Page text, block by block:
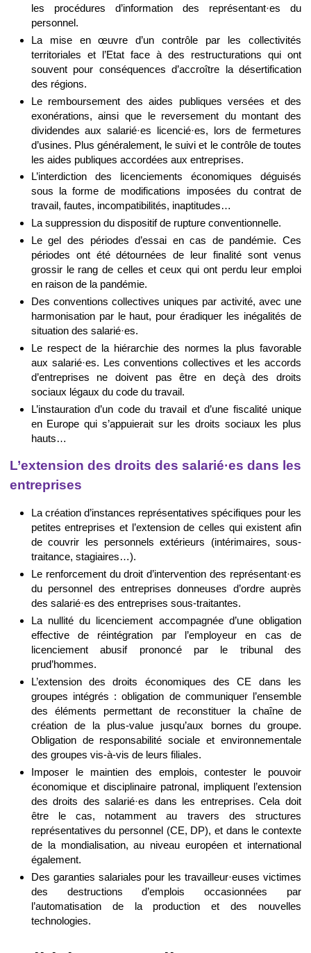
les procédures d’information des représentant·es du
personnel.
La mise en œuvre d’un contrôle par les collectivités
territoriales et l’Etat face à des restructurations qui ont
souvent pour conséquences d’accroître la désertification
des régions.
Le remboursement des aides publiques versées et des
exonérations, ainsi que le reversement du montant des
dividendes aux salarié·es licencié·es, lors de fermetures
d’usines. Plus généralement, le suivi et le contrôle de toutes
les aides publiques accordées aux entreprises.
L’interdiction des licenciements économiques déguisés
sous la forme de modifications imposées du contrat de
travail, fautes, incompatibilités, inaptitudes…
La suppression du dispositif de rupture conventionnelle.
Le gel des périodes d’essai en cas de pandémie. Ces
périodes ont été détournées de leur finalité sont venus
grossir le rang de celles et ceux qui ont perdu leur emploi
en raison de la pandémie.
Des conventions collectives uniques par activité, avec une
harmonisation par le haut, pour éradiquer les inégalités de
situation des salarié·es.
Le respect de la hiérarchie des normes la plus favorable
aux salarié·es. Les conventions collectives et les accords
d’entreprises ne doivent pas être en deçà des droits
sociaux légaux du code du travail.
L’instauration d’un code du travail et d’une fiscalité unique
en Europe qui s’appuierait sur les droits sociaux les plus
hauts…
L’extension des droits des salarié·es dans les
entreprises
La création d’instances représentatives spécifiques pour les
petites entreprises et l’extension de celles qui existent afin
de couvrir les personnels extérieurs (intérimaires, sous-
traitance, stagiaires…).
Le renforcement du droit d’intervention des représentant·es
du personnel des entreprises donneuses d’ordre auprès
des salarié·es des entreprises sous-traitantes.
La nullité du licenciement accompagnée d’une obligation
effective de réintégration par l’employeur en cas de
licenciement abusif prononcé par le tribunal des
prud’hommes.
L’extension des droits économiques des CE dans les
groupes intégrés : obligation de communiquer l’ensemble
des éléments permettant de reconstituer la chaîne de
création de la plus-value jusqu’aux bornes du groupe.
Obligation de responsabilité sociale et environnementale
des groupes vis-à-vis de leurs filiales.
Imposer le maintien des emplois, contester le pouvoir
économique et disciplinaire patronal, impliquent l’extension
des droits des salarié·es dans les entreprises. Cela doit
être le cas, notamment au travers des structures
représentatives du personnel (CE, DP), et dans le contexte
de la mondialisation, au niveau européen et international
également.
Des garanties salariales pour les travailleur·euses victimes
des destructions d’emplois occasionnées par
l’automatisation de la production et des nouvelles
technologies.